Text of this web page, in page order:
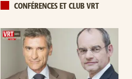
CONFÉRENCES ET CLUB VRT